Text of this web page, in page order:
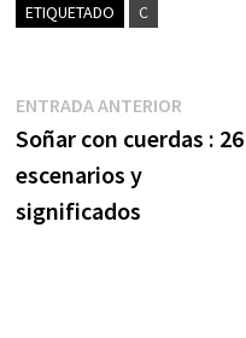
ETIQUETADO C
Navegación
de
entradas
ENTRADA ANTERIOREntrada
anterior:
Soñar con cuerdas : 26
escenarios y
significados